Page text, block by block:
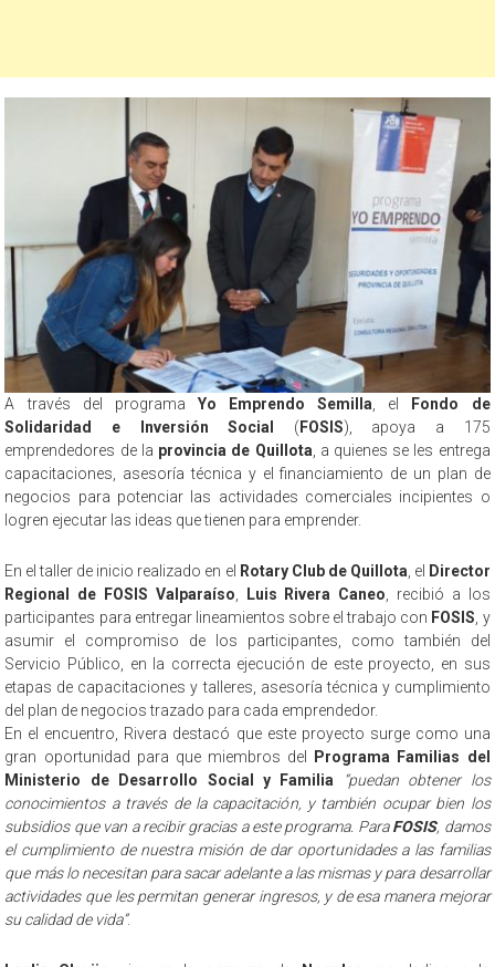
A través del programa Yo Emprendo Semilla , el
Fondo de
Solidaridad e Inversión Social
( FOSIS), apoya a 175
emprendedores de la provincia de Quillota , a quienes se les entrega
capacitaciones, asesoría técnica y el financiamiento de un plan de
negocios para potenciar las actividades comerciales incipientes o
logren ejecutar las ideas que tienen para emprender.
En el taller de inicio realizado en el Rotary Club de Quillota , el Director
Regional de FOSIS Valparaíso
Luis Rivera Caneo , recibió a los
participantes para entregar lineamientos sobre el trabajo con FOSIS , y
asumir el compromiso de los participantes, como también del
Servicio Público, en la correcta ejecución de este proyecto, en sus
etapas de capacitaciones y talleres, asesoría técnica y cumplimiento
del plan de negocios trazado para cada emprendedor.
En el encuentro, Rivera destacó que este proyecto surge como una
gran oportunidad para que miembros del
Programa Familias del
Ministerio de Desarrollo Social y Familia
“puedan obtener los
conocimientos a través de la capacitación, y también ocupar bien los
subsidios que van a recibir gracias a este programa. ParaFOSIS, damos
el cumplimiento de nuestra misión de dar oportunidades a las familias
que más lo necesitan para sacar adelante a las mismas y para desarrollar
actividades que les permitan generar ingresos, y de esa manera mejorar
su calidad de vida”.